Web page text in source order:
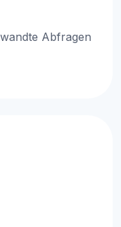
Abfragen